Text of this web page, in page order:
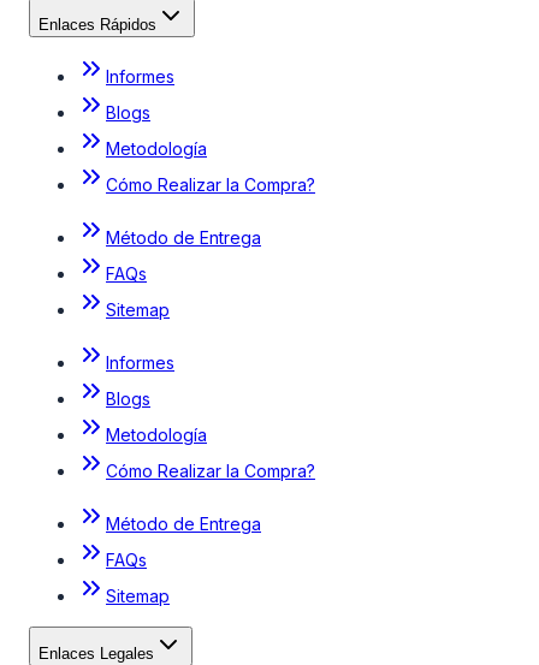
Enlaces Rápidos
Informes
Blogs
Metodología
Cómo Realizar la Compra?
Método de Entrega
FAQs
Sitemap
Informes
Blogs
Metodología
Cómo Realizar la Compra?
Método de Entrega
FAQs
Sitemap
Enlaces Legales